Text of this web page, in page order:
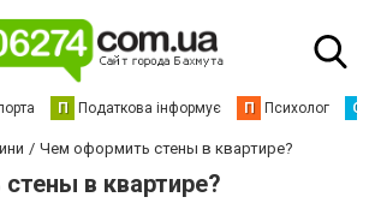
П Податкова інформує П Психолог С
Чем оформить стены в квартире?
в квартире?